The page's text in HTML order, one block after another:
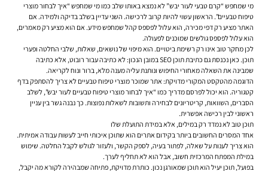
מי שמחפש “קרם טבעי לעור יבש” לא נמצא באותו שלב כמו מי שמחפש “איך לבחור מוצרי
טיפוח טבעיים”. הראשון עשוי להיות קרוב לרכישה. השני עדיין בשלב בדיקה ולמידה. אם
האתר מציע רק דפי מכירה, הוא עלול לפספס קהל שמחפש מידע. אם הוא מציע רק מאמרים,
הוא עלול לפספס גולשים שמוכנים לפעולה.
לכן מחקר טוב אינו רק רשימת ביטויים. הוא מיפוי של נושאים, שאלות, שלבי החלטה ופערי
תוכן. כאן נכנסת גם כתיבת תוכן SEO במובן הנכון: לא כתיבה עבור רובוט, אלא כתיבה
שמבינה את השאלה מאחורי החיפוש ונותנת עליה מענה מלא, ברור ונוח לקריאה.
הדוגמה מהטקסט המקורי מדויקת: אתר שמוכר מוצרי טיפוח טבעיים לא צריך להסתפק בדף
קטגוריה. הוא יכול לפרסם מדריך כמו “איך לבחור מוצרי טיפוח טבעיים לעור יבש”, לשלב
הסברים, השוואות, קריטריונים לבחירה ותשובות לשאלות נפוצות. כך נבנה גשר בין עניין
ראשוני לבין רכישה אפשרית.
תוכן טוב לא נמדד רק במילים, אלא במידת התועלת שלו
אחד המסרים החשובים ביותר בקידום אתרים הוא שתוכן איכותי חייב לעשות עבודה אמיתית.
הוא צריך לענות על שאלה, לפתור בעיה, לספק הקשר, ולעזור לגולש לקבל החלטה. שימוש
במילת המפתח המרכזית חשוב, אבל הוא לא תחליף לערך.
בפועל, תוכן יעיל הוא תוכן שמאורגן נכון. כותרת מדויקת, פתיחה שמבהירה לקורא מה יקבל,